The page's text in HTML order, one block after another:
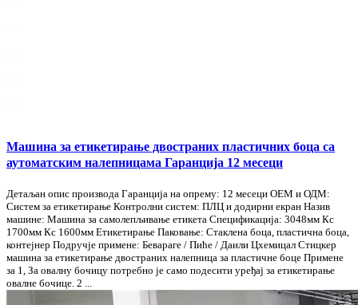
Машина за етикетирање двостраних пластичних боца са
аутоматским налепницама Гаранција 12 месеци
Детаљан опис производа Гаранција на опрему: 12 месеци ОЕМ и ОДМ:
Систем за етикетирање Контролни систем: ПЛЦ и додирни екран Назив
машине: Машина за самолепљивање етикета Спецификација: 3048мм Кс
1700мм Кс 1600мм Етикетирање Паковање: Стаклена боца, пластична боца,
контејнер Подручје примене: Бевараге / Пиће / Даили Цхемицал Стицкер
машина за етикетирање двостраних налепница за пластичне боце Примене
за 1, За овалну бочицу потребно је само подесити уређај за етикетирање
овалне бочице. 2 ...